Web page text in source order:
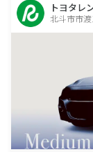
トヨタレ
北斗市市